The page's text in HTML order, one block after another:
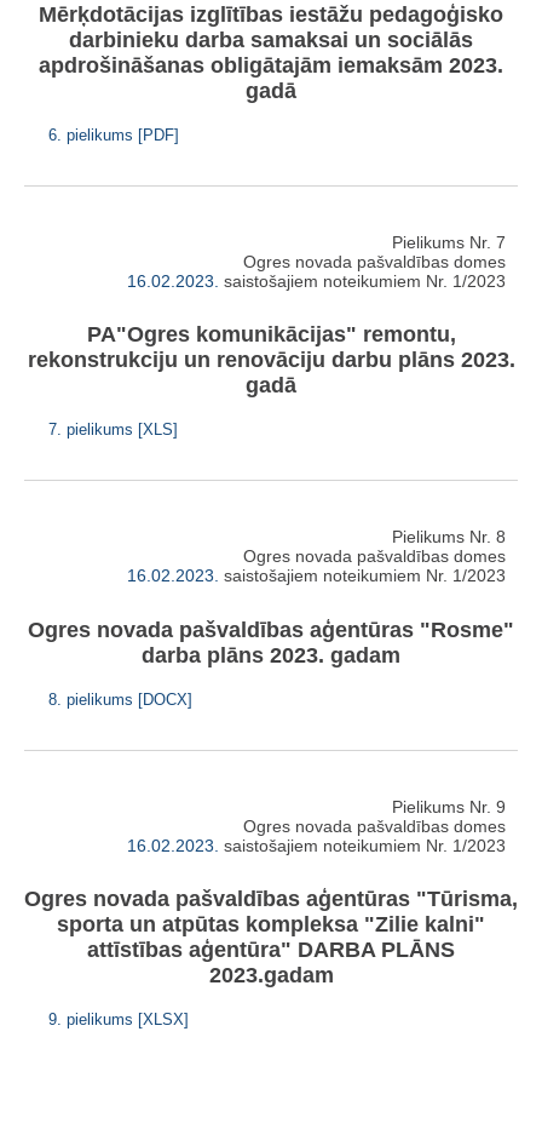
Mērķdotācijas izglītības iestāžu pedagoģisko
darbinieku darba samaksai un sociālās
apdrošināšanas obligātajām iemaksām 2023.
gadā
6. pielikums [PDF]
Pielikums Nr. 7
Ogres novada pašvaldības domes
16.02.2023. saistošajiem noteikumiem Nr. 1/2023
PA"Ogres komunikācijas" remontu,
rekonstrukciju un renovāciju darbu plāns 2023.
gadā
7. pielikums [XLS]
Pielikums Nr. 8
Ogres novada pašvaldības domes
16.02.2023. saistošajiem noteikumiem Nr. 1/2023
Ogres novada pašvaldības aģentūras "Rosme"
darba plāns 2023. gadam
8. pielikums [DOCX]
Pielikums Nr. 9
Ogres novada pašvaldības domes
16.02.2023. saistošajiem noteikumiem Nr. 1/2023
Ogres novada pašvaldības aģentūras "Tūrisma,
sporta un atpūtas kompleksa "Zilie kalni"
attīstības aģentūra" DARBA PLĀNS
2023.gadam
9. pielikums [XLSX]